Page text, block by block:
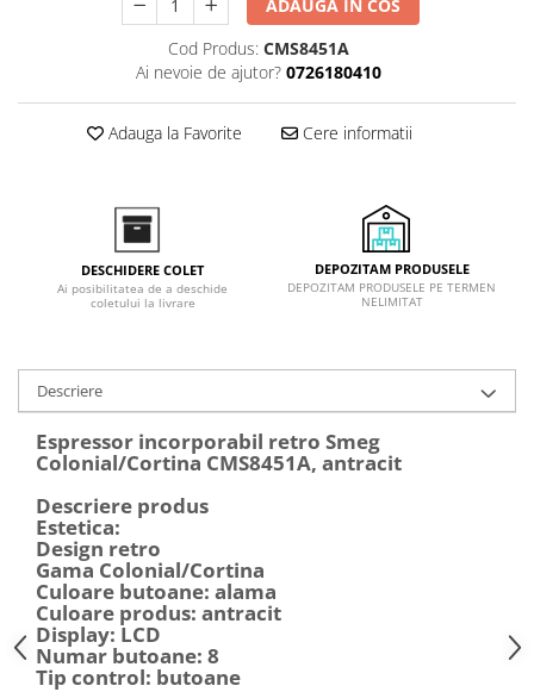
Plite cu hota integrata
ADAUGA IN COS
Cod Produs: CMS8451A
Ai nevoie de ajutor? 0726180410
Adauga la Favorite Cere informatii
DESCHIDERE COLET
Ai posibilitatea de a deschide
coletului la livrare
DEPOZITAM PRODUSELE
DEPOZITAM PRODUSELE PE TERMEN
NELIMITAT
Descriere
Espressor incorporabil retro Smeg
Colonial/Cortina CMS8451A, antracit
Descriere produs
Estetica:
Design retro
Gama Colonial/Cortina
Culoare butoane: alama
Culoare produs: antracit
Display: LCD
Numar butoane: 8
Tip control: butoane